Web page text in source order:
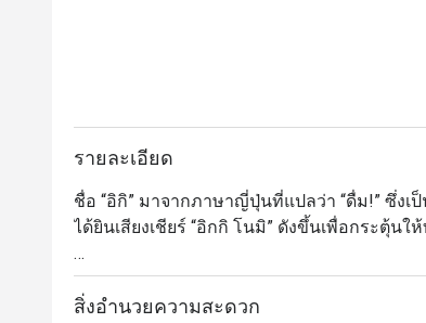
รายละเอียด
ชื่อ “อิกิ” มาจากภาษาญี่ปุ่นที่แปลว่า “ดื่ม!” ซึ่งเ
ได้ยินเสียงเชียร์ “อิกกิ โนมิ” ดังขึ้นเพื่อกระตุ้นใ
ขอให้คุณสนุกกับเมนูญี่ปุ่นหลากหลายของเรา
จำกับผองเพื่อน และอิ่มเอมกับอาหารญี่ปุ่นสดใ
สิ่งอำนวยความสะดวก